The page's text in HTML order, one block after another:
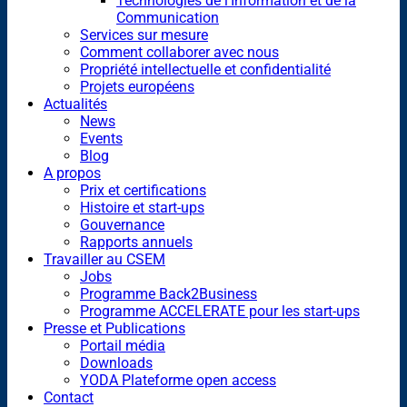
Communication
Services sur mesure
Comment collaborer avec nous
Propriété intellectuelle et confidentialité
Projets européens
Actualités
News
Events
Blog
A propos
Prix et certifications
Histoire et start-ups
Gouvernance
Rapports annuels
Travailler au CSEM
Jobs
Programme Back2Business
Programme ACCELERATE pour les start-ups
Presse et Publications
Portail média
Downloads
YODA Plateforme open access
Contact